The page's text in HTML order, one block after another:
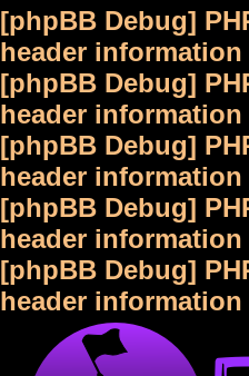
[phpBB Debug]
header
[phpBB Debug]
header
[phpBB Debug]
header
[phpBB Debug]
header
[phpBB Debug]
header